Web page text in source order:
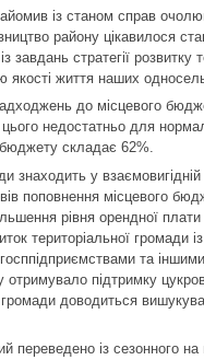
із станом справ
району цікавилося
стратегії розвитку
якості життя наших
до місцевого
недостатньо для
бюджету складає 62%.
знаходить у
поповнення місцевого
рівня орендної
територіальної громади
та
підтримку
доводиться
переведено із сезонного